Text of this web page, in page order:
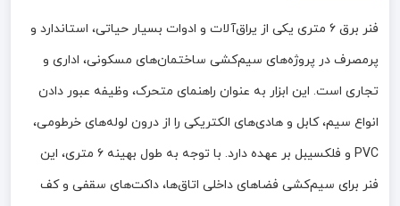
فنر برق ۶ متری یکی از یراق‌آلات و ادوات بسیار حیاتی، استاندارد و
پرمصرف در پروژه‌های سیم‌کشی ساختمان‌های مسکونی، اداری و
تجاری است. این ابزار به عنوان راهنمای متحرک، وظیفه عبور دادن
انواع سیم، کابل و هادی‌های الکتریکی را از درون لوله‌های خرطومی،
PVC و فلکسیبل بر عهده دارد.
با توجه به طول بهینه ۶ متری، این
فنر برای سیم‌کشی فضاهای داخلی اتاق‌ها، داکت‌های سقفی و کف